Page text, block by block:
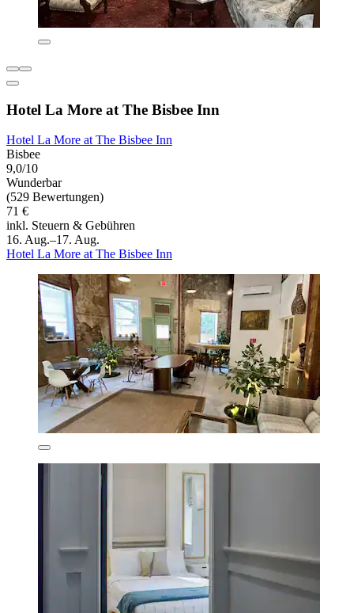
Hotel La More at The Bisbee Inn
Hotel La More at The Bisbee Inn
Bisbee
9,0/10
Wunderbar
(529 Bewertungen)
71 €
inkl. Steuern & Gebühren
16. Aug.–17. Aug.
Hotel La More at The Bisbee Inn